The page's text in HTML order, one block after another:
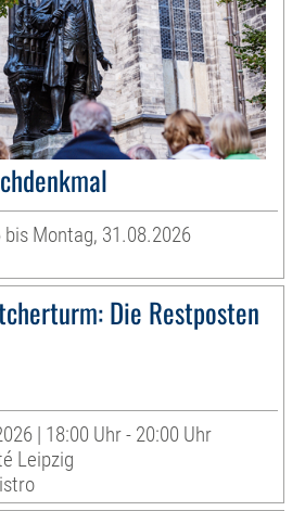
Montag, 31.08.2026
Die Restposten
| 18:00 Uhr - 20:00 Uhr
Leipzig